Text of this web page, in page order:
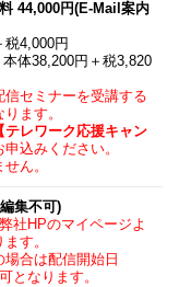
44,000円(E-Mail案内
4,000円
体38,200円＋税3,820
セミナーを受講する
ます。
テレワーク応援キャン
込みください。
ん。
集不可)
社HPのマイページよ
す。
合は配信開始日
となります。